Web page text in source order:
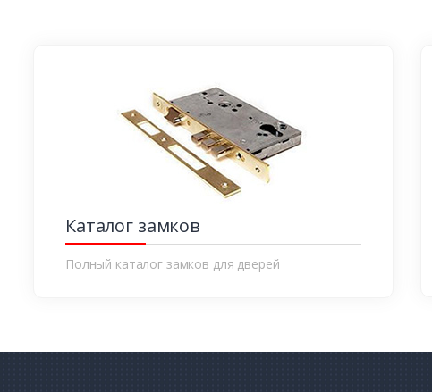
Каталог замков
Полный каталог замков для дверей